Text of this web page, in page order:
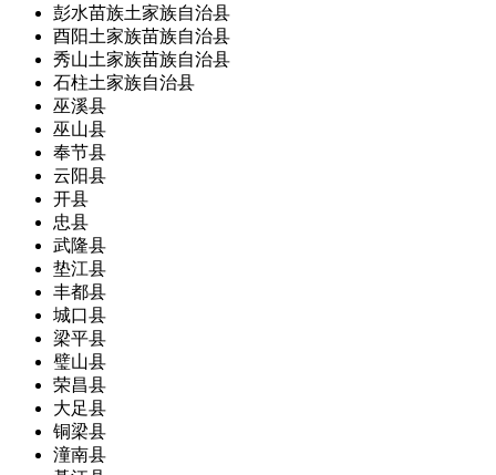
彭水苗族土家族自治县
酉阳土家族苗族自治县
秀山土家族苗族自治县
石柱土家族自治县
巫溪县
巫山县
奉节县
云阳县
开县
忠县
武隆县
垫江县
丰都县
城口县
梁平县
璧山县
荣昌县
大足县
铜梁县
潼南县